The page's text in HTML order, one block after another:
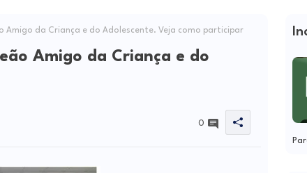
Amigo da Criança e do Adolescente. Veja como participar
Amigo da Criança e do
0